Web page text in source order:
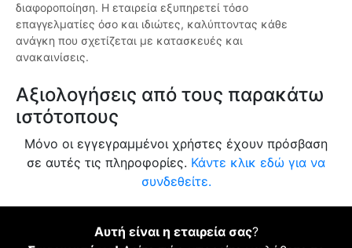
διαφοροποίηση. Η εταιρεία εξυπηρετεί τόσο
επαγγελματίες όσο και ιδιώτες, καλύπτοντας κάθε
ανάγκη που σχετίζεται με κατασκευές και
ανακαινίσεις.
Αξιολογήσεις από τους παρακάτω
ιστότοπους
Μόνο οι εγγεγραμμένοι χρήστες έχουν πρόσβαση
σε αυτές τις πληροφορίες. Κάντε κλικ εδώ για να
συνδεθείτε.
Αυτή είναι η εταιρεία σας?